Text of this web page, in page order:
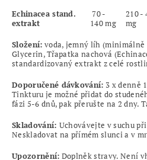
Echinacea stand.
extrakt
70 -
140 mg
210 -
mg
Složení: voda, jemný líh (minimálně
Glycerin, Třapatka nachová
standardizovaný extrakt z celé
Doporučené dávkování: 3 x denně
Tinkturu je možné přidat do
fázi 5-6 dnů, pak přerušte na 2 dny.
Skladování: Uchovávejte v suchu
Neskladovat na přímém slunci a v
Upozornění: Doplněk stravy. Není